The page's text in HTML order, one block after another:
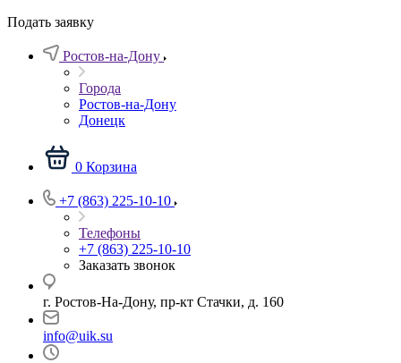
Подать заявку
Ростов-на-Дону
Города
Ростов-на-Дону
Донецк
0 Корзина
+7 (863) 225-10-10
Телефоны
+7 (863) 225-10-10
Заказать звонок
г. Ростов-На-Дону, пр-кт Стачки, д. 160
info@uik.su